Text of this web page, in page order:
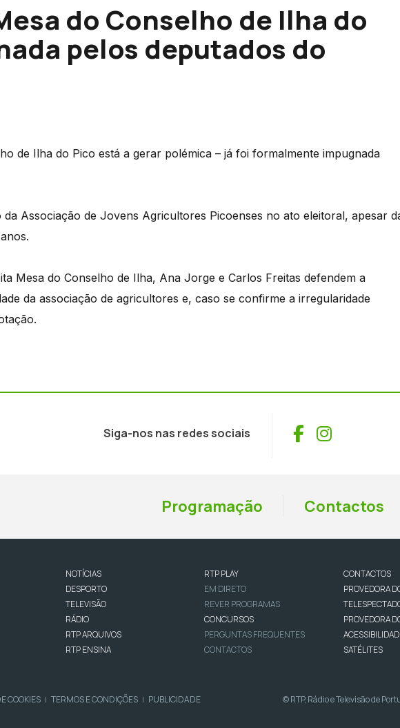
do Conselho de Ilha do
pelos deputados do
de Ilha do Pico está a gerar polémica – já foi formalmente impugnada
da Associação de Jovens Agricultores Picoenses no ato eleitoral, apesar
Mesa do Conselho de Ilha, Ana Jorge e Carlos Freitas defendem a
da associação de agricultores e, caso se confirme a irregularidade
Siga-nos nas redes sociais Facebook
Programação Contactos
NOTÍCIAS
DESPORTO
TELEVISÃO
RÁDIO
RTP ARQUIVOS
RTP ENSINA
RTP PLAY
EM DIRETO
REVER PROGRAMAS
CONCURSOS
PERGUNTAS FREQUENTES
CONTACTOS
CONTACTOS
PROVEDORA
PROVEDORA
SATÉLITES
COOKIES | TERMOS E CONDIÇÕES | PUBLICIDADE © RTP, Rádio e Televisão de